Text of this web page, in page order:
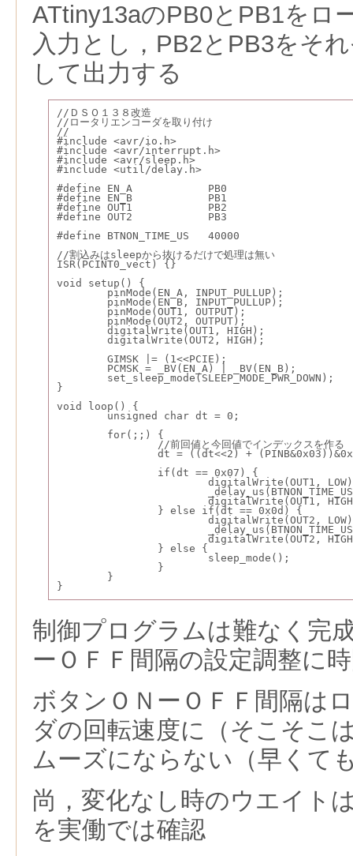
ATtiny13aのPB0とPB1をロ
入力とし，PB2とPB3をそ
して出力する
//ＤＳＯ１３８改造
//ロータリエンコーダを取り付け
//
#include <avr/io.h>
#include <avr/interrupt.h>
#include <avr/sleep.h>
#include <util/delay.h>
#define EN_A		PB0
#define EN_B		PB1
#define OUT1		PB2
#define OUT2		PB3
#define BTNON_TIME_US	40000
//割込みはsleepから抜けるだけで処理は無い
ISR(PCINT0_vect) {}
void setup() {
	pinMode(EN_A, INPUT_PULLUP);
	pinMode(EN_B, INPUT_PULLUP);
	pinMode(OUT1, OUTPUT);
	pinMode(OUT2, OUTPUT);
	digitalWrite(OUT1, HIGH);
	digitalWrite(OUT2, HIGH);
	set_sleep_mode(SLEEP_MODE_PWR_DOWN);
}
void loop() {
	unsigned char dt = 0;
	for(;;) {
		//前回値と今回値でインデックスを作る
dt = ((dt<<2) +
digitalWrite(OUT1,
digitalWrite(OUT1,
digitalWrite(OUT2,
digitalWrite(OUT2,
		} else {
			sleep_mode();
		}
	}
}
制御プログラムは難なく完
ーＯＦＦ間隔の設定調整に
ボタンＯＮーＯＦＦ間隔は
ダの回転速度に（そこそこ
ムーズにならない（早くて
尚，変化なし時のウエイト
を実働では確認